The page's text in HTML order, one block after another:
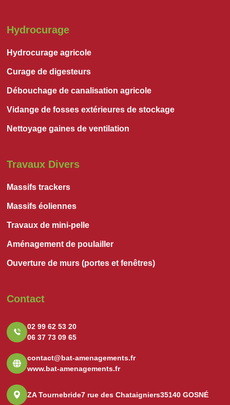
Hydrocurage
Hydrocurage agricole
Curage de digesteurs
Débouchage de canalisation agricole
Vidange de fosses extérieures de stockage
Nettoyage gaines de ventilation
Travaux Divers
Massifs trackers
Massifs éoliennes
Travaux de mini-pelle
Aménagement de poulailler
Ouverture de murs (portes et fenêtres)
Contact
02 99 62 53 20
06 37 73 09 65
contact@bat-amenagements.fr
www.bat-amenagements.fr
ZA Tournebride7 rue des Chataigniers35140 GOSNÉ